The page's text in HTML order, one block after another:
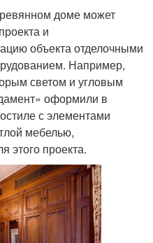
доме может
и
объекта отделочными
Например,
светом и угловым
оформили в
с элементами
мебелью,
этого проекта.